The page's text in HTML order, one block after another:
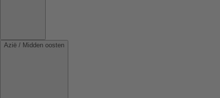
Azië / Midden oosten